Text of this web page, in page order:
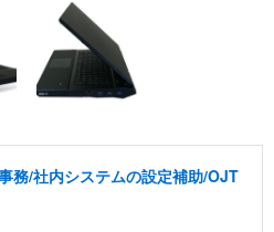
務/社内システムの設定補助/OJT